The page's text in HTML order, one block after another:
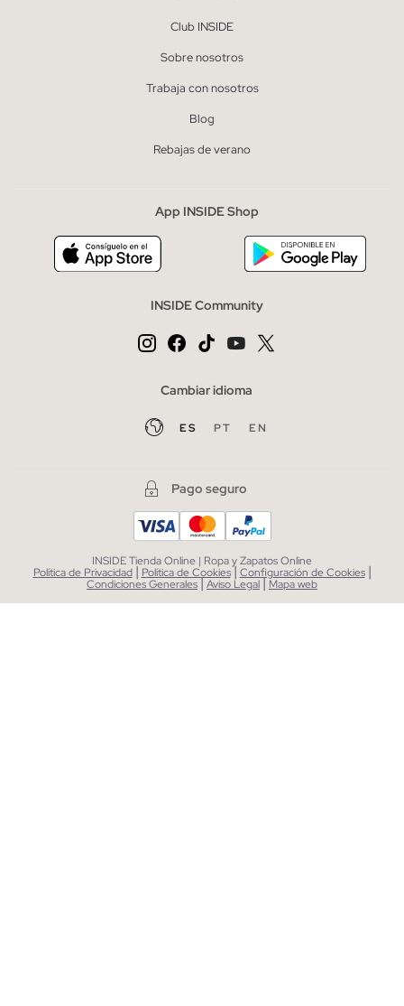
Club INSIDE
Sobre nosotros
Trabaja con nosotros
Blog
Rebajas de verano
App INSIDE Shop
INSIDE Community
Cambiar idioma
ES PT EN
Pago seguro
INSIDE Tienda Online | Ropa y Zapatos Online
Política de Privacidad | Política de Cookies| Configuración de Cookies |
Condiciones Generales|Aviso Legal| Mapa web